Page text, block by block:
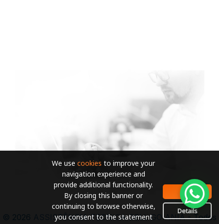
We use cookies to improve your
navigation experience and
provide additional functionality.
By closing this banner or
continuing to browse otherwise,
you consent to the statement
OK
Details
© 2026 ASSISTÊNCIA TECNICA DELL GOIANIA- Todos